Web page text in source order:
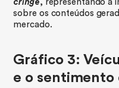
cringe, representando a
sobre os conteúdos
mercado.
Gráfico 3:
e o sentimento